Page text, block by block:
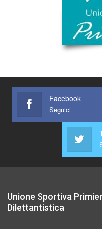
Facebook
Seguici
Unione Sportiva
Dilettantistica